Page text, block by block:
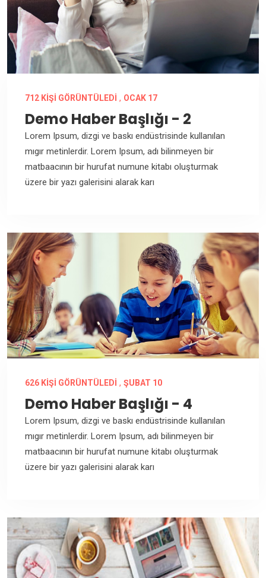
712 KIŞI GÖRÜNTÜLEDI , OCAK 17
Demo Haber Başlığı - 2
Lorem Ipsum, dizgi ve baskı endüstrisinde kullanılan
mıgır metinlerdir. Lorem Ipsum, adı bilinmeyen bir
matbaacının bir hurufat numune kitabı oluşturmak
üzere bir yazı galerisini alarak karı
626 KIŞI GÖRÜNTÜLEDI , ŞUBAT 10
Demo Haber Başlığı - 4
Lorem Ipsum, dizgi ve baskı endüstrisinde kullanılan
mıgır metinlerdir. Lorem Ipsum, adı bilinmeyen bir
matbaacının bir hurufat numune kitabı oluşturmak
üzere bir yazı galerisini alarak karı